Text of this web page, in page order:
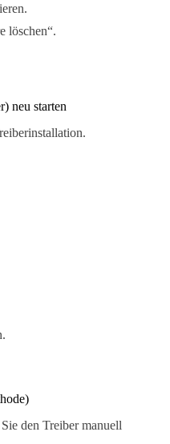
löschen“.
neu starten
den Treiber manuell